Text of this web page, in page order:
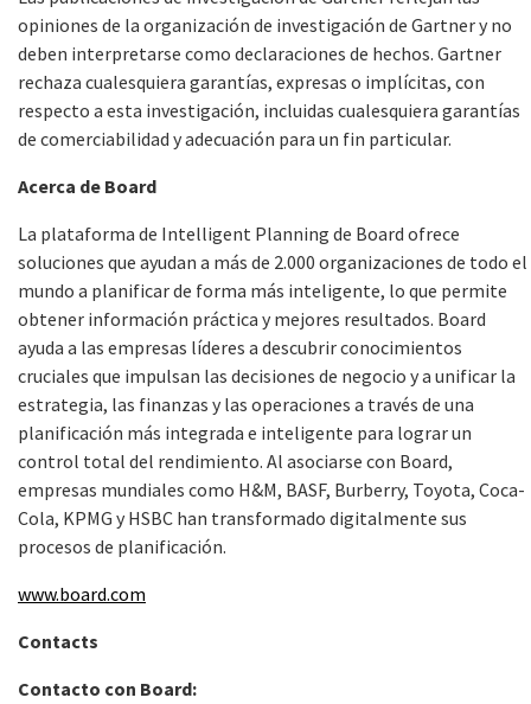
opiniones de la organización de investigación de Gartner y no
deben interpretarse como declaraciones de hechos. Gartner
rechaza cualesquiera garantías, expresas o implícitas, con
respecto a esta investigación, incluidas cualesquiera garantías
de comerciabilidad y adecuación para un fin particular.
Acerca de Board
La plataforma de Intelligent Planning de Board ofrece
soluciones que ayudan a más de 2.000 organizaciones de todo el
mundo a planificar de forma más inteligente, lo que permite
obtener información práctica y mejores resultados. Board
ayuda a las empresas líderes a descubrir conocimientos
cruciales que impulsan las decisiones de negocio y a unificar la
estrategia, las finanzas y las operaciones a través de una
planificación más integrada e inteligente para lograr un
control total del rendimiento. Al asociarse con Board,
empresas mundiales como H&M, BASF, Burberry, Toyota, Coca-
Cola, KPMG y HSBC han transformado digitalmente sus
procesos de planificación.
www.board.com
Contacts
Contacto con Board: